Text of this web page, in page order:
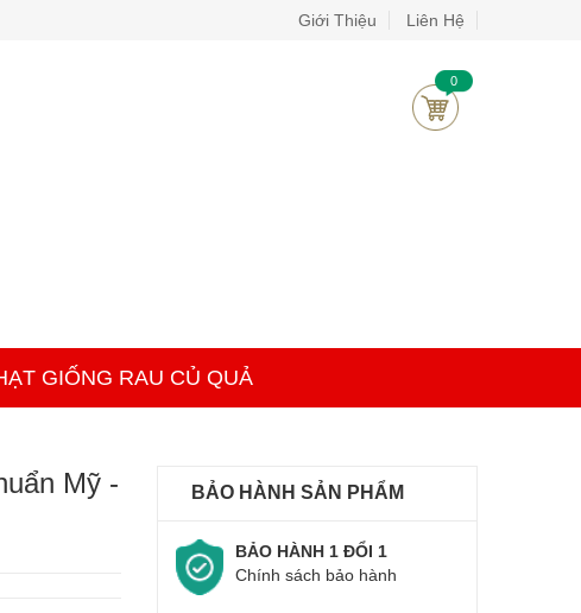
Giới Thiệu Liên Hệ
0
GIỐNG RAU CỦ QUẢ
Mỹ -
BẢO HÀNH SẢN PHẨM
BẢO HÀNH 1 ĐỔI 1
Chính sách bảo hành